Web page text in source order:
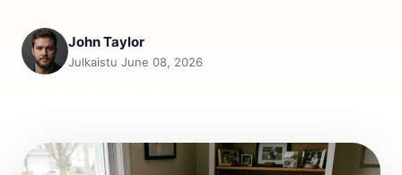
John Taylor
Julkaistu June 08, 2026